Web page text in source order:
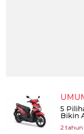
5
Bikin
2 tahun